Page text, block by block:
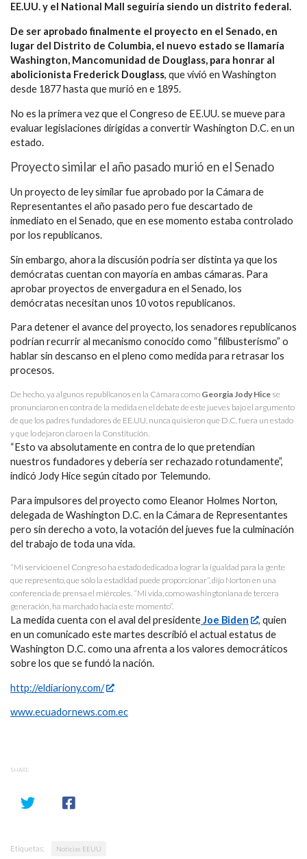
EE.UU. y el National Mall seguiría siendo un distrito federal.
De ser aprobado finalmente el proyecto en el Senado, en
lugar del Distrito de Columbia, el nuevo estado se llamaría
Washington, Mancomunidad de Douglass, para honrar al
abolicionista Frederick Douglass, que vivió en Washington
desde 1877 hasta que murió en e 1895.
No es la primera vez que el Congreso de EE.UU. se mueve para
evaluar legislaciones dirigidas a convertir Washington D.C. en un
estado.
Proyecto similar el año pasado murió en el Senado
Un proyecto de ley similar fue aprobado por la Cámara de
Representantes el año pasado pero fue descartado de
inmediato en el Senado, que en ese momento estaba controlado
por los republicanos.
Sin embargo, ahora la discusión podría ser distinta ya que los
demócratas cuentan con mayoría en ambas cámaras. Para
aprobar proyectos de envergadura en el Senado, los
demócratas necesitan unos 10 votos republicanos.
Para detener el avance del proyecto, los senadores republicanos
podrían recurrir al mecanismo conocido como “filibusterismo” o
hablar sin descanso en el pleno como medida para retrasar los
procesos.
De hecho, ya algunos republicanos en la Cámara como Georgia Jody Hice se
pronunciaron en contra de la medida en el debate de este jueves bajo el argumento
de que los padres fundadores de EE.UU. nunca quisieron que D.C. fuera un estado
y que lo dejaron claro en la Constitución.
“Esto va absolutamente en contra de lo que pretendían
nuestros fundadores y debería ser rechazado rotundamente”,
indicó Jody Hice según citado por Telemundo.
Para impulsores del proyecto como Eleanor Holmes Norton,
delegada de Washington D.C. en la Cámara de Representantes
pero sin derecho a voto, la votación del jueves fue la culminación
del trabajo de toda una vida.
“Mi servicio en el Congreso ha estado dedicado a lograr la igualdad para la gente
que represento, que sólo la estadidad puede proporcionar”, dijo Norton en una
conferencia de prensa el miércoles. “Mi vida, como washingtoniana de tercera
generación, ha marchado hacia este momento”.
La medida cuenta con el aval del presidenteJoe Biden
, quien
en un comunicado este martes describió el actual estatus de
Washington D.C. como una afrenta a los valores democráticos
sobre los que se fundó la nación.
http://eldiariony.com/
www.ecuadornews.com.ec
SHARE
Etiquetas: Noticias EEUU